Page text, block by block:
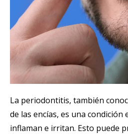
La periodontitis, también
de las encías, es una condición
inflaman e irritan. Esto puede